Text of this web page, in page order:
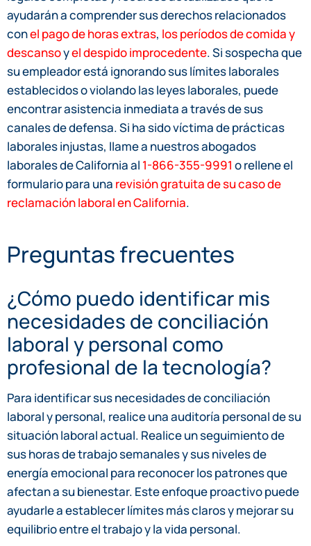
ayudarán a comprender sus derechos relacionados
conel pago de horas extras, los períodos de comida y
descansoyel despido improcedente. Si sospecha que
su empleador está ignorando sus límites laborales
establecidos o violando las leyes laborales, puede
encontrar asistencia inmediata a través de sus
canales de defensa. Si ha sido víctima de prácticas
laborales injustas, llame a nuestros abogados
laborales de California al 1-866-355-9991 o rellene el
formulario para una revisión gratuita de su caso de
reclamación laboral en California.
Preguntas frecuentes
¿Cómo puedo identificar mis
necesidades de conciliación
laboral y personal como
profesional de la tecnología?
Para identificar sus necesidades de conciliación
laboral y personal, realice una auditoría personal de su
situación laboral actual. Realice un seguimiento de
sus horas de trabajo semanales y sus niveles de
energía emocional para reconocer los patrones que
afectan a su bienestar. Este enfoque proactivo puede
ayudarle a establecer límites más claros y mejorar su
equilibrio entre el trabajo y la vida personal.